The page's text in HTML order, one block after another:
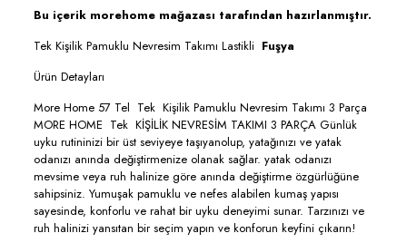
Bu içerik morehome mağazası tarafından hazırlanmıştır.
Tek Kişilik Pamuklu Nevresim Takımı Lastikli Fuşya
Ürün Detayları
More Home 57 Tel Tek Kişilik Pamuklu Nevresim Takımı 3 Parça
MORE HOME Tek KİŞİLİK NEVRESİM TAKIMI 3 PARÇA Günlük
uyku rutininizi bir üst seviyeye taşıyanolup, yatağınızı ve yatak
odanızı anında değiştirmenize olanak sağlar. yatak odanızı
mevsime veya ruh halinize göre anında değiştirme özgürlüğüne
sahipsiniz. Yumuşak pamuklu ve nefes alabilen kumaş yapısı
sayesinde, konforlu ve rahat bir uyku deneyimi sunar. Tarzınızı ve
ruh halinizi yansıtan bir seçim yapın ve konforun keyfini çıkarın!